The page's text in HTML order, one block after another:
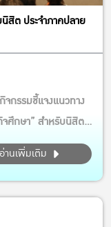
สิต ประจำภาคปลาย
กรรมชี้แจงแนวทาง
จศึกษา” สำหรับนิสิต
รั้งนี้ได้รับเกียรติจาก
พิ่มสุขสกุล เป็น
ตรียมความพร้อม
อ่านเพิ่มเติม